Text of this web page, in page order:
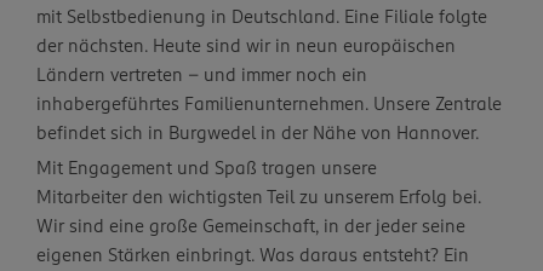
mit Selbstbedienung in Deutschland. Eine Filiale folgte
der nächsten. Heute sind wir in neun europäischen
Ländern vertreten – und immer noch ein
inhabergeführtes Familienunternehmen. Unsere Zentrale
befindet sich in Burgwedel in der Nähe von Hannover.
Mit Engagement und Spaß tragen unsere
Mitarbeiter den wichtigsten Teil zu unserem Erfolg bei.
Wir sind eine große Gemeinschaft, in der jeder seine
eigenen Stärken einbringt. Was daraus entsteht? Ein